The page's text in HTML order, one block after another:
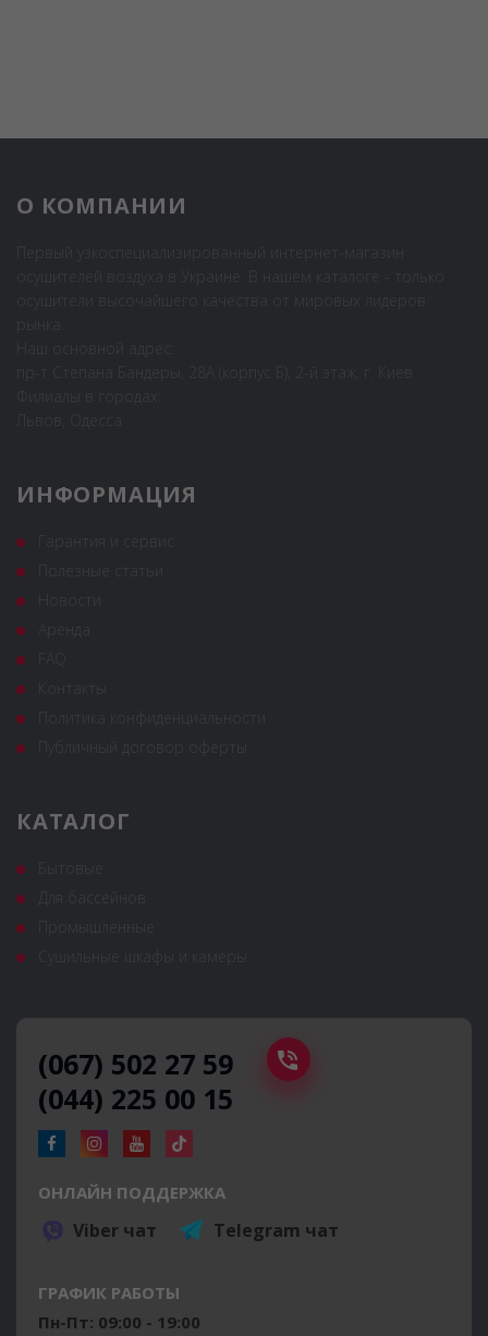
О КОМПАНИИ
ИНФОРМАЦИЯ
КАТАЛОГ
(067) 502 27 59
(044) 225 00 15
ОНЛАЙН ПОДДЕРЖКА
Viber чат Telegram чат
ГРАФИК РАБОТЫ
Пн-Пт: 09:00 - 19:00